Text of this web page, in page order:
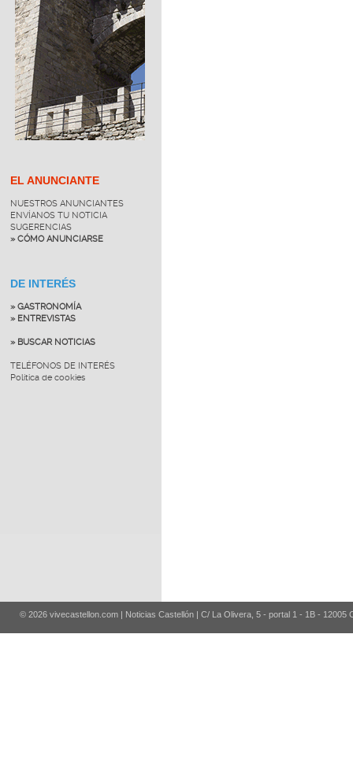
EL ANUNCIANTE
NUESTROS ANUNCIANTES
ENVÍANOS TU NOTICIA
SUGERENCIAS
» CÓMO ANUNCIARSE
DE INTERÉS
» GASTRONOMÍA
» ENTREVISTAS
» BUSCAR NOTICIAS
TELÉFONOS DE INTERÉS
Política de cookies
© 2026 vivecastellon.com | Noticias Castellón | C/ La Olivera, 5 - portal 1 - 1B - 12005